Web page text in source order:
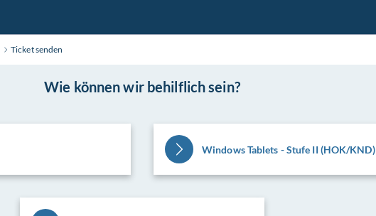
Ticket senden
Wie können wir behilflich sein?
Windows Tablets - Stufe II (HOK/KND)